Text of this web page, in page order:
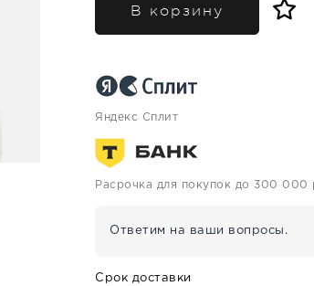
В корзину
Яндекс Сплит
Расрочка для покупок до 300 000
Ответим на ваши вопросы.
Срок доставки